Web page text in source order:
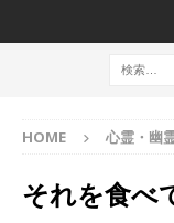
HOME 心霊・幽
それを食べ